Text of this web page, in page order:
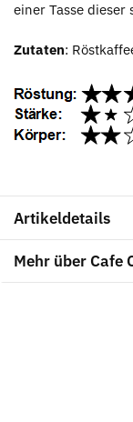
einer Tasse
Zutaten:
Artikeldetails
Mehr über Cafe